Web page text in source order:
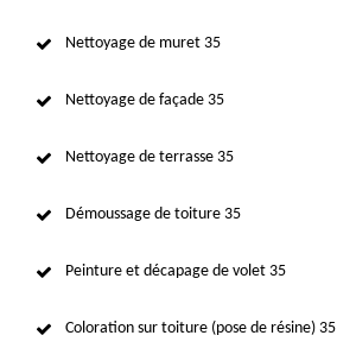
Nettoyage de muret 35
Nettoyage de façade 35
Nettoyage de terrasse 35
Démoussage de toiture 35
Peinture et décapage de volet 35
Coloration sur toiture (pose de résine) 35